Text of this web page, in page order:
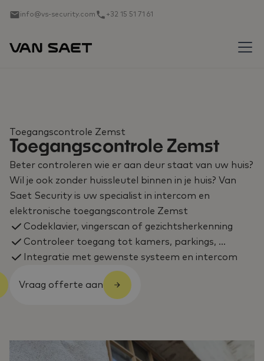
info@vs-security.com +32 15 51 71 61
Toegangscontrole Zemst
Toegangscontrole Zemst
Beter controleren wie er aan deur staat van uw huis?
Wil je ook zonder huissleutel binnen in je huis? Van
Saet Security is uw specialist in intercom en
elektronische toegangscontrole Zemst
Codeklavier, vingerscan of gezichtsherkenning
Controleer toegang tot kamers, parkings, …
Integratie met gewenste systeem en intercom
Vraag offerte aan